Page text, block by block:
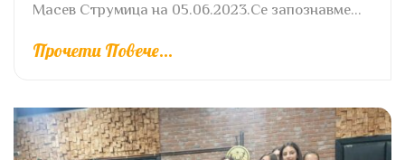
Масев Струмица на 05.06.2023.Се запознавме...
Прочети Повече...